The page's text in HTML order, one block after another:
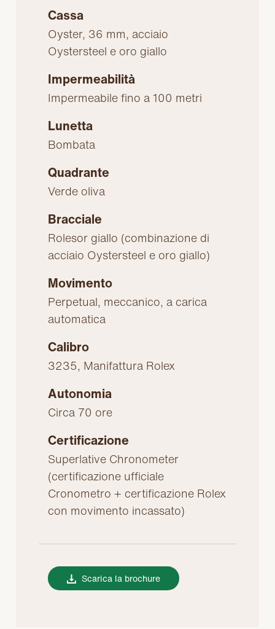
Cassa
Oyster, 36 mm, acciaio
Oystersteel e oro giallo
Impermeabilità
Impermeabile fino a 100 metri
Lunetta
Bombata
Quadrante
Verde oliva
Bracciale
Rolesor giallo (combinazione di
acciaio Oystersteel e oro giallo)
Movimento
Perpetual, meccanico, a carica
automatica
Calibro
3235, Manifattura Rolex
Autonomia
Circa 70 ore
Certificazione
Superlative Chronometer
(certificazione ufficiale
Cronometro + certificazione Rolex
con movimento incassato)
Scarica la brochure